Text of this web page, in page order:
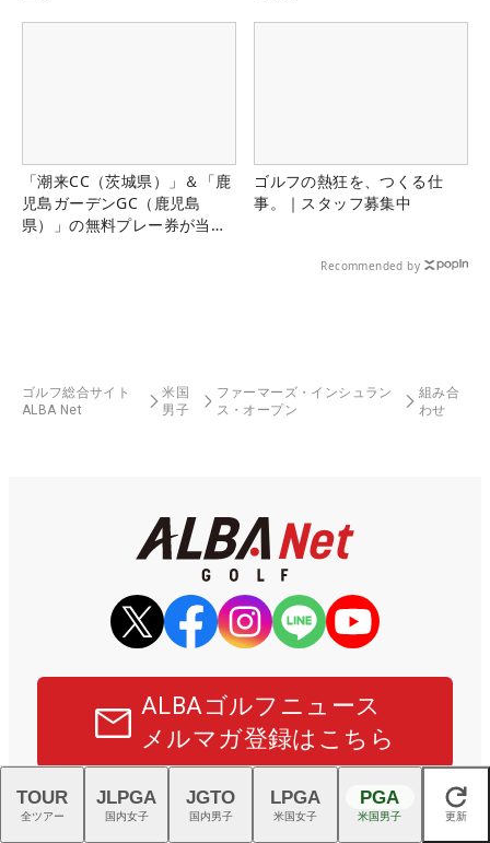
「潮来CC（茨城県）」＆「鹿
児島ガーデンGC（鹿児島
県）」の無料プレー券が当た
ゴルフの熱狂を、つくる仕
事。｜スタッフ募集中
Recommended by
ゴルフ総合サイト
ALBA Net
米国
男子
ファーマーズ・インシュラン
ス・オープン
組み合
わせ
ALBAゴルフニュース
メルマガ登録はこちら
ALBA NetはR&Aのオフィシャルデジタルパートナー、および
USLPGAの日本公式サイトパートナーです。
閉じる
TOUR
全ツアー
JLPGA
国内女子
JGTO
国内男子
LPGA
米国女子
PGA
米国男子 更新